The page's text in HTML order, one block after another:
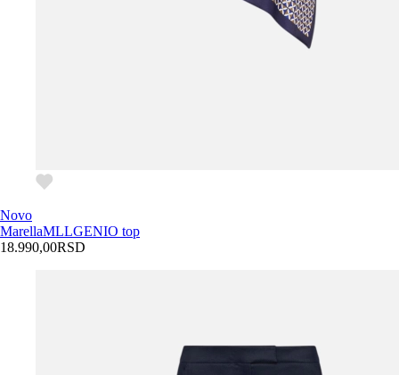
Novo
MarellaMLLGENIO top
18.990,00RSD